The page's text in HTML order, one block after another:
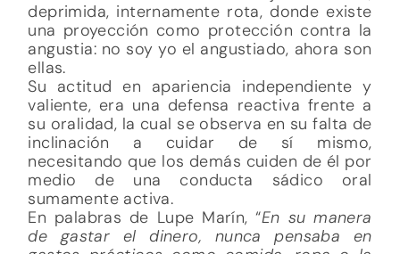
deprimida, internamente rota, donde existe
una proyección como protección contra la
angustia: no soy yo el angustiado, ahora son
ellas.
Su actitud en apariencia independiente y
valiente, era una defensa reactiva frente a
su oralidad, la cual se observa en su falta de
inclinación a cuidar de sí mismo,
necesitando que los demás cuiden de él por
medio de una conducta sádico oral
sumamente activa.
En palabras de Lupe Marín, “En su manera
de gastar el dinero, nunca pensaba en